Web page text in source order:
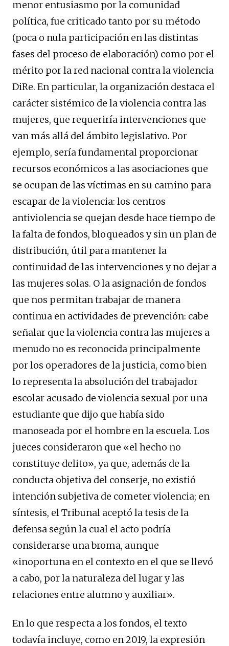
menor entusiasmo por la comunidad
política, fue criticado tanto por su método
(poca o nula participación en las distintas
fases del proceso de elaboración) como por el
mérito por la red nacional contra la violencia
DiRe. En particular, la organización destaca el
carácter sistémico de la violencia contra las
mujeres, que requeriría intervenciones que
van más allá del ámbito legislativo. Por
ejemplo, sería fundamental proporcionar
recursos económicos a las asociaciones que
se ocupan de las víctimas en su camino para
escapar de la violencia: los centros
antiviolencia se quejan desde hace tiempo de
la falta de fondos, bloqueados y sin un plan de
distribución, útil para mantener la
continuidad de las intervenciones y no dejar a
las mujeres solas. O la asignación de fondos
que nos permitan trabajar de manera
continua en actividades de prevención: cabe
señalar que la violencia contra las mujeres a
menudo no es reconocida principalmente
por los operadores de la justicia, como bien
lo representa la absolución del trabajador
escolar acusado de violencia sexual por una
estudiante que dijo que había sido
manoseada por el hombre en la escuela. Los
jueces consideraron que «el hecho no
constituye delito», ya que, además de la
conducta objetiva del conserje, no existió
intención subjetiva de cometer violencia; en
síntesis, el Tribunal aceptó la tesis de la
defensa según la cual el acto podría
considerarse una broma, aunque
«inoportuna en el contexto en el que se llevó
a cabo, por la naturaleza del lugar y las
relaciones entre alumno y auxiliar».
En lo que respecta a los fondos, el texto
todavía incluye, como en 2019, la expresión